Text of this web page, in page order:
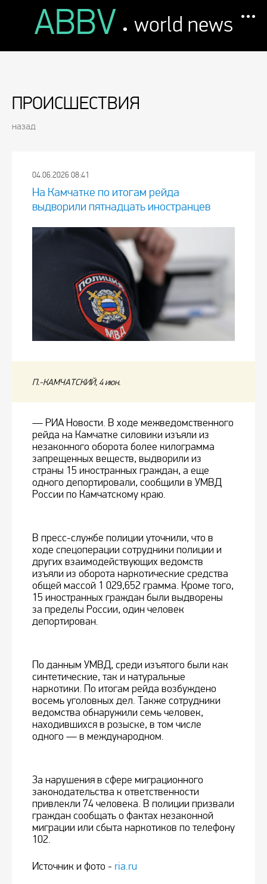
ABBV . world news
ПРОИСШЕСТВИЯ
назад
04.06.2026 08:41
На Камчатке по итогам рейда
выдворили пятнадцать иностранцев
П.-КАМЧАТСКИЙ, 4 июн.
— РИА Новости. В ходе межведомственного
рейда на Камчатке силовики изъяли из
незаконного оборота более килограмма
запрещенных веществ, выдворили из
страны 15 иностранных граждан, а еще
одного депортировали, сообщили в УМВД
России по Камчатскому краю.
В пресс-службе полиции уточнили, что в
ходе спецоперации сотрудники полиции и
других взаимодействующих ведомств
изъяли из оборота наркотические средства
общей массой 1 029,652 грамма. Кроме того,
15 иностранных граждан были выдворены
за пределы России, один человек
депортирован.
По данным УМВД, среди изъятого были как
синтетические, так и натуральные
наркотики. По итогам рейда возбуждено
восемь уголовных дел. Также сотрудники
ведомства обнаружили семь человек,
находившихся в розыске, в том числе
одного — в международном.
За нарушения в сфере миграционного
законодательства к ответственности
привлекли 74 человека. В полиции призвали
граждан сообщать о фактах незаконной
миграции или сбыта наркотиков по телефону
102.
Источник и фото - ria.ru